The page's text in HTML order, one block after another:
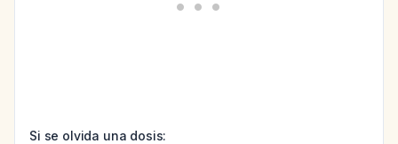
Si se olvida una dosis: